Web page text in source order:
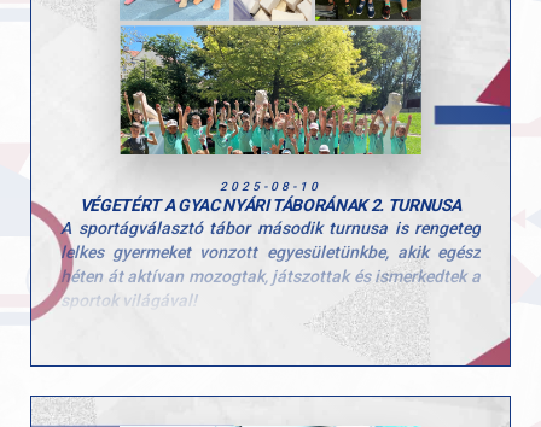
megmérettetések előtt: Boti ezen a héten a magyar
bajnokságon is hat szeren áll rajthoz, majd a
szombathelyi challenge világkupán talajon és ugráson
láthatjuk újra. A tornász vállsérüléséből teljesen
felépült, és jó formában várja a következő versenyeket.
2025-08-10
VÉGETÉRT A GYAC NYÁRI TÁBORÁNAK 2. TURNUSA
A sportágválasztó tábor második turnusa is rengeteg
lelkes gyermeket vonzott egyesületünkbe, akik egész
héten át aktívan mozogtak, játszottak és ismerkedtek a
sportok világával!
Ezúttal is sok-sok kisgyerek töltötte velünk a hetet, és
öröm volt látni, mennyi kíváncsisággal és energiával
hogy a gyerekek minél több mozgásformát